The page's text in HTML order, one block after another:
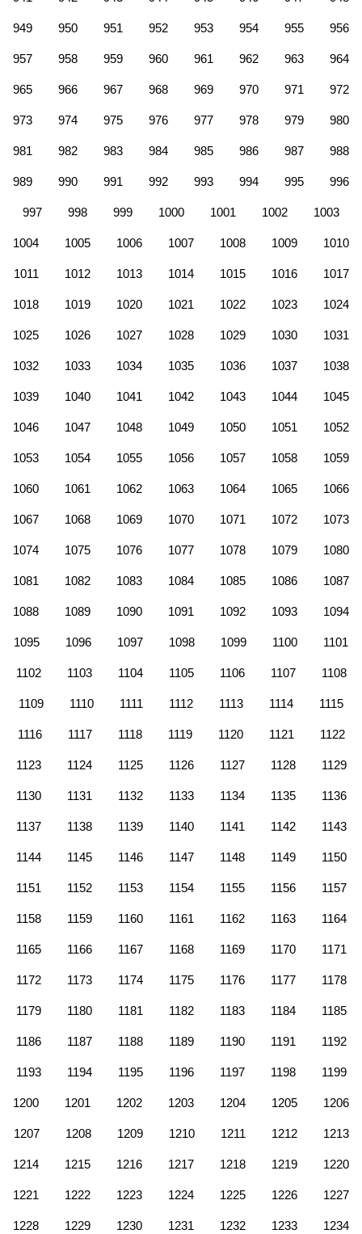
949 950 951 952 953 954 955 956
957 958 959 960 961 962 963 964
965 966 967 968 969 970 971 972
973 974 975 976 977 978 979 980
981 982 983 984 985 986 987 988
989 990 991 992 993 994 995 996
997 998 999 1000 1001 1002 1003
1004 1005 1006 1007 1008 1009 1010
1011 1012 1013 1014 1015 1016 1017
1018 1019 1020 1021 1022 1023 1024
1025 1026 1027 1028 1029 1030 1031
1032 1033 1034 1035 1036 1037 1038
1039 1040 1041 1042 1043 1044 1045
1046 1047 1048 1049 1050 1051 1052
1053 1054 1055 1056 1057 1058 1059
1060 1061 1062 1063 1064 1065 1066
1067 1068 1069 1070 1071 1072 1073
1074 1075 1076 1077 1078 1079 1080
1081 1082 1083 1084 1085 1086 1087
1088 1089 1090 1091 1092 1093 1094
1095 1096 1097 1098 1099 1100 1101
1102 1103 1104 1105 1106 1107 1108
1109 1110 1111 1112 1113 1114 1115
1116 1117 1118 1119 1120 1121 1122
1123 1124 1125 1126 1127 1128 1129
1130 1131 1132 1133 1134 1135 1136
1137 1138 1139 1140 1141 1142 1143
1144 1145 1146 1147 1148 1149 1150
1151 1152 1153 1154 1155 1156 1157
1158 1159 1160 1161 1162 1163 1164
1165 1166 1167 1168 1169 1170 1171
1172 1173 1174 1175 1176 1177 1178
1179 1180 1181 1182 1183 1184 1185
1186 1187 1188 1189 1190 1191 1192
1193 1194 1195 1196 1197 1198 1199
1200 1201 1202 1203 1204 1205 1206
1207 1208 1209 1210 1211 1212 1213
1214 1215 1216 1217 1218 1219 1220
1221 1222 1223 1224 1225 1226 1227
1228 1229 1230 1231 1232 1233 1234